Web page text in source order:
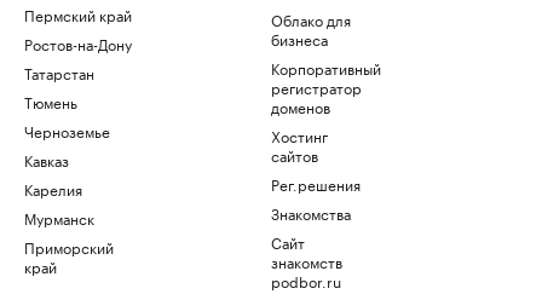
Пермский край
Ростов-на-Дону
Татарстан
Тюмень
Черноземье
Кавказ
Карелия
Мурманск
Приморский
край
Облако для
бизнеса
Корпоративный
регистратор
доменов
Хостинг
сайтов
Рег.решения
Знакомства
Сайт
знакомств
podbor.ru